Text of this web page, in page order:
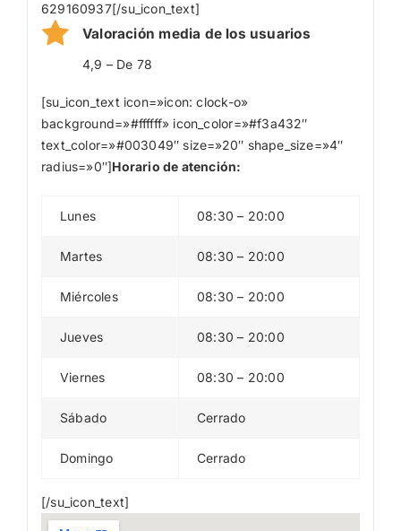
629160937[/su_icon_text]
Valoración media de los usuarios
4,9 – De 78
[su_icon_text icon=»icon: clock-o»
background=»#ffffff» icon_color=»#f3a432″
text_color=»#003049″ size=»20″ shape_size=»4″
radius=»0″]Horario de atención:
Lunes 08:30 – 20:00
Martes 08:30 – 20:00
Miércoles 08:30 – 20:00
Jueves 08:30 – 20:00
Viernes 08:30 – 20:00
Sábado Cerrado
Domingo Cerrado
[/su_icon_text]